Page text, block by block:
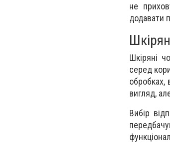
не
додавати
Шкіряні
серед
обробках,
вигляд,
Вибір